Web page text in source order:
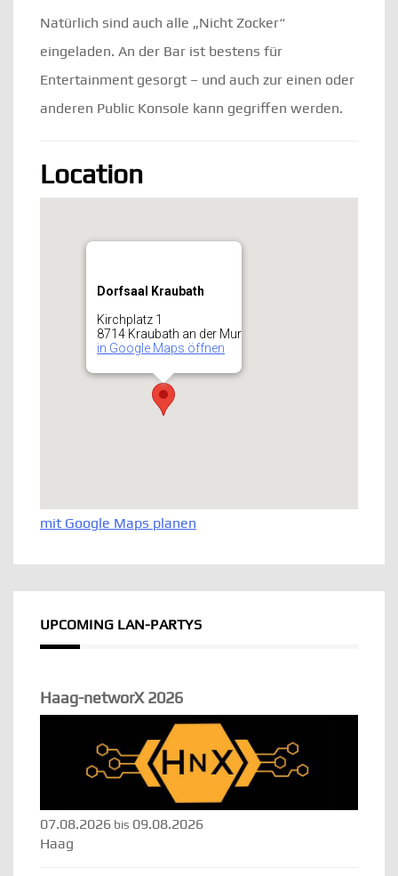
Natürlich sind auch alle „Nicht Zocker“
eingeladen. An der Bar ist bestens für
Entertainment gesorgt – und auch zur einen oder
anderen Public Konsole kann gegriffen werden.
Location
Dorfsaal Kraubath
Kirchplatz 1
8714 Kraubath an der Mur
in Google Maps öffnen
mit Google Maps planen
UPCOMING LAN-PARTYS
Haag-networX 2026
07.08.2026 bis 09.08.2026
Haag